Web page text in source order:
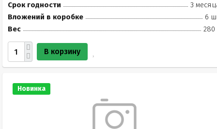
Срок годности
3
Вложений в коробке
6
Вес
280
В корзину
Новинка